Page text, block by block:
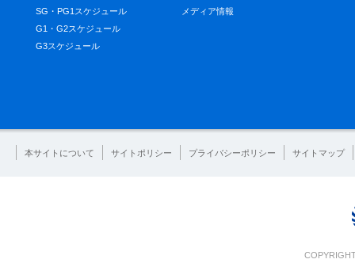
SG・PG1スケジュール
G1・G2スケジュール
G3スケジュール
メディア情報
本サイトについて サイトポリシー プライバシーポリシー サイトマップ